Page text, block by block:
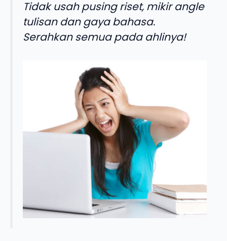
Tidak usah pusing riset, mikir angle
tulisan dan gaya bahasa.
Serahkan semua pada ahlinya!